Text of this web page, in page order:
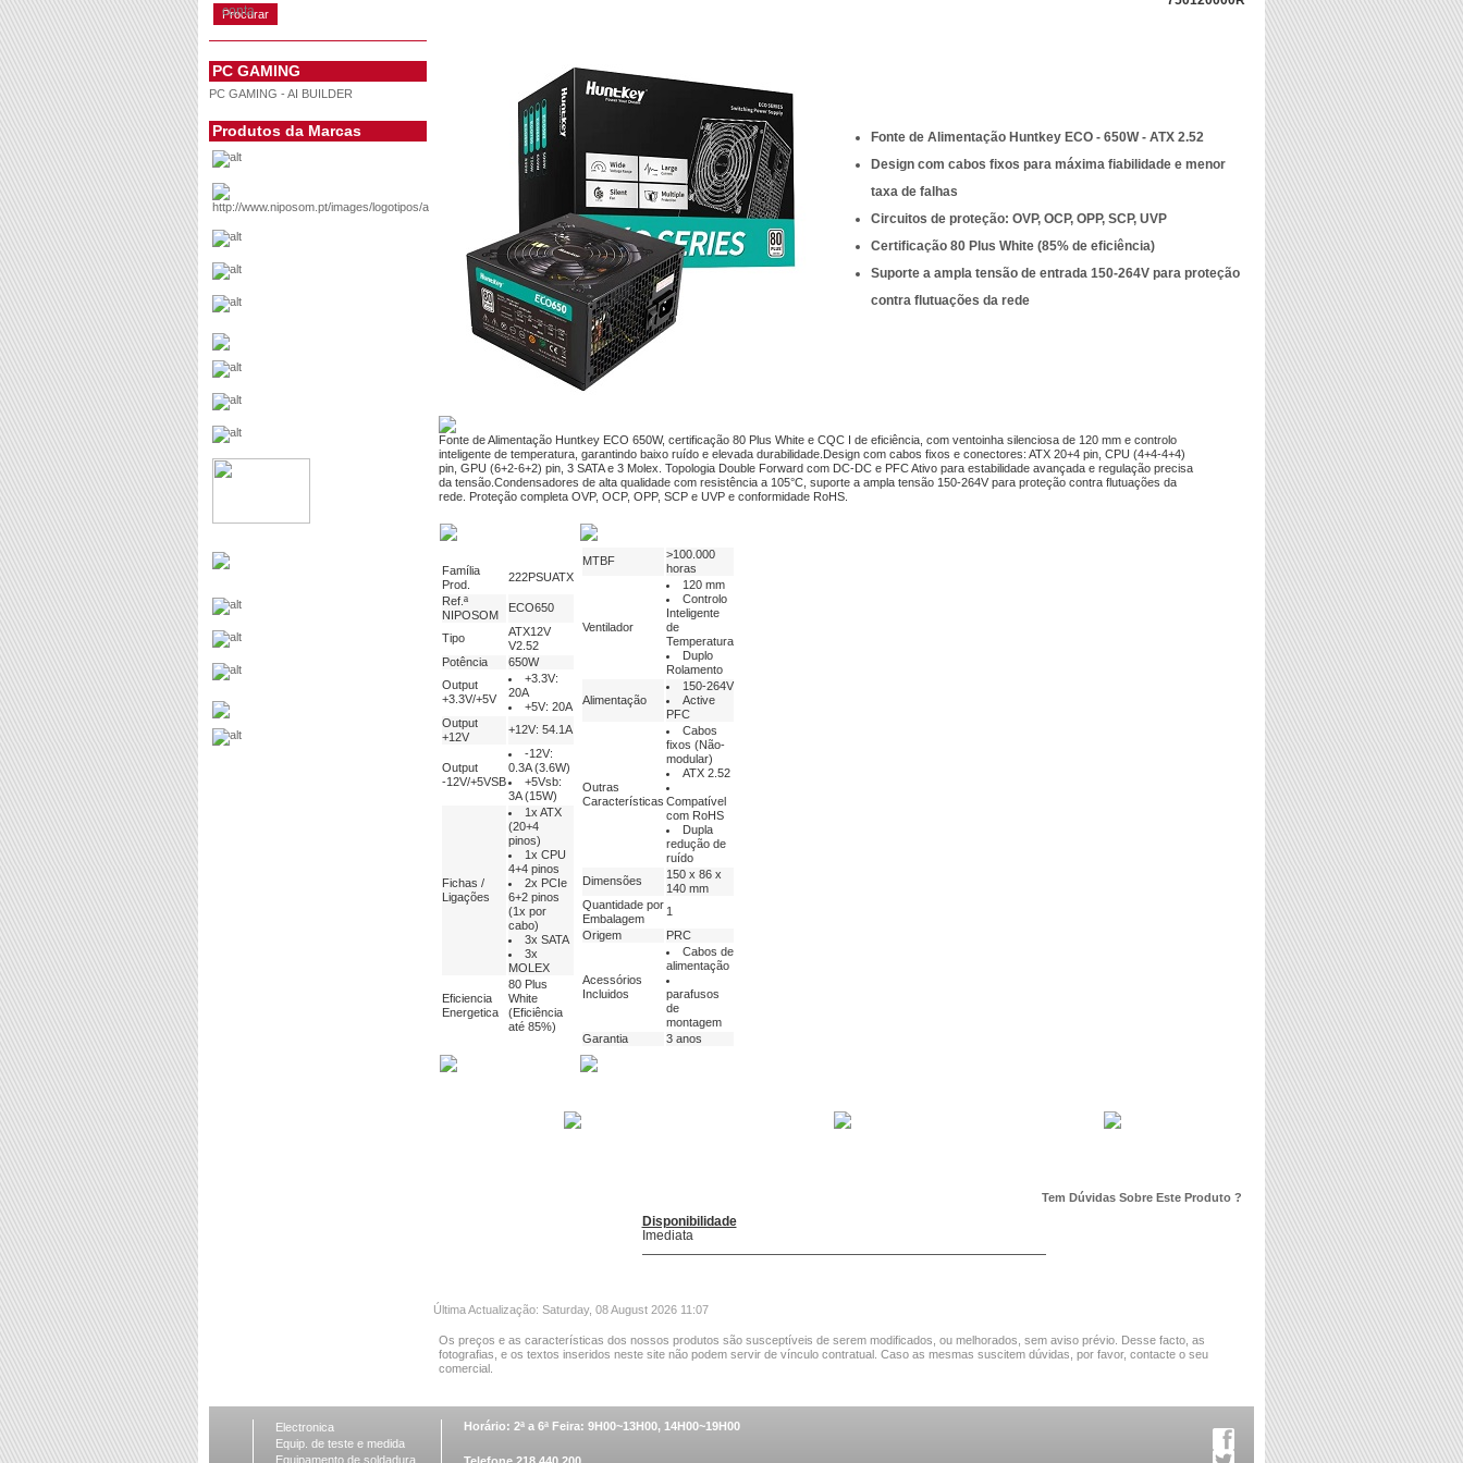
conta
PC GAMING
PC GAMING - AI BUILDER
Produtos da Marcas
Fonte de Alimentação Huntkey ECO - 650W - ATX 2.52
Design com cabos fixos para máxima fiabilidade e menor
taxa de falhas
Circuitos de proteção: OVP, OCP, OPP, SCP, UVP
Certificação 80 Plus White (85% de eficiência)
Suporte a ampla tensão de entrada 150-264V para proteção
contra flutuações da rede
Fonte de Alimentação Huntkey ECO 650W, certificação 80 Plus White e CQC I de eficiência, com ventoinha silenciosa de 120 mm e controlo
inteligente de temperatura, garantindo baixo ruído e elevada durabilidade.Design com cabos fixos e conectores: ATX 20+4 pin, CPU (4+4-4+4)
pin, GPU (6+2-6+2) pin, 3 SATA e 3 Molex. Topologia Double Forward com DC-DC e PFC Ativo para estabilidade avançada e regulação precisa
da tensão.Condensadores de alta qualidade com resistência a 105°C, suporte a ampla tensão 150-264V para proteção contra flutuações da
rede. Proteção completa OVP, OCP, OPP, SCP e UVP e conformidade RoHS.
Família
Prod.
222PSUATX
Ref.ª
NIPOSOM
ECO650
Tipo
ATX12V
V2.52
Potência
650W
Output
+3.3V/+5V
+3.3V:
20A
+5V: 20A
Output
+12V
+12V: 54.1A
Output
-12V/+5VSB
-12V:
0.3A (3.6W)
+5Vsb:
3A (15W)
Fichas /
Ligações
1x ATX
(20+4
pinos)
1x CPU
4+4 pinos
2x PCIe
6+2 pinos
(1x por
cabo)
3x SATA
3x
MOLEX
Eficiencia
Energetica
80 Plus
White
(Eficiência
até 85%)
MTBF
>100.000
horas
Ventilador
120 mm
Controlo
Inteligente
de
Temperatura
Duplo
Rolamento
Alimentação
150-264V
Active
PFC
Outras
Características
Cabos
fixos (Não-
modular)
ATX 2.52
Compatível
com RoHS
Dupla
redução de
ruído
Dimensões
150 x 86 x
140 mm
Quantidade por
Embalagem
1
Origem
PRC
Acessórios
Incluidos
Cabos de
alimentação
parafusos
de
montagem
Garantia
3 anos
Tem Dúvidas Sobre Este Produto ?
Disponibilidade
Imediata
Última Actualização: Saturday, 08 August 2026 11:07
Os preços e as características dos nossos produtos são susceptíveis de serem modificados, ou melhorados, sem aviso prévio. Desse facto, as
fotografias, e os textos inseridos neste site não podem servir de vínculo contratual. Caso as mesmas suscitem dúvidas, por favor, contacte o seu
comercial.
Electronica
Equip. de teste e medida
Equipamento de soldadura
Horário: 2ª a 6ª Feira: 9H00~13H00, 14H00~19H00